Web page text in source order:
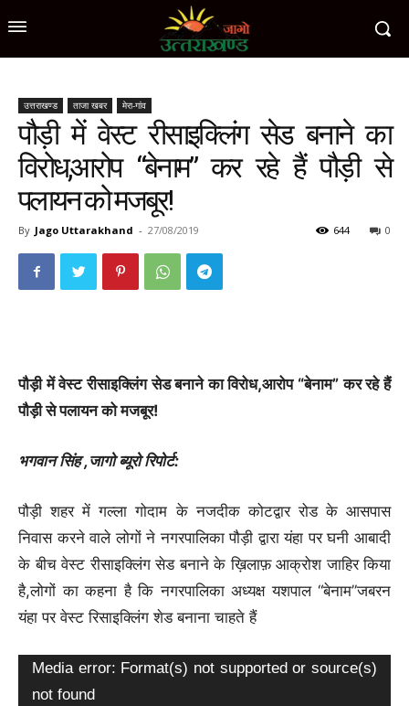
उत्तराखण्ड ताजा खबर मेरा-गांव
पौड़ी में वेस्ट रीसाइक्लिंग सेड बनाने का
विरोध,आरोप “बेनाम” कर रहे हैं पौड़ी से
पलायन को मजबूर!
By Jago Uttarakhand - 27/08/2019 0
644
पौड़ी में वेस्ट रीसाइक्लिंग सेड बनाने का विरोध,आरोप “बेनाम” कर रहे हैं
पौड़ी से पलायन को मजबूर!
भगवान सिंह ,जागो ब्यूरो रिपोर्ट:
पौड़ी शहर में गल्ला गोदाम के नजदीक कोटद्वार रोड के आसपास
निवास करने वाले लोगों ने नगरपालिका पौड़ी द्वारा यंहा पर घनी आबादी
के बीच वेस्ट रीसाइक्लिंग सेड बनाने के ख़िलाफ़ आक्रोश जाहिर किया
है,लोगों का कहना है कि नगरपालिका अध्यक्ष यशपाल “बेनाम”जबरन
यंहा पर वेस्ट रिसाइक्लिंग शेड बनाना चाहते हैं
Video
Player
Media error: Format(s) not supported or source(s)
not found